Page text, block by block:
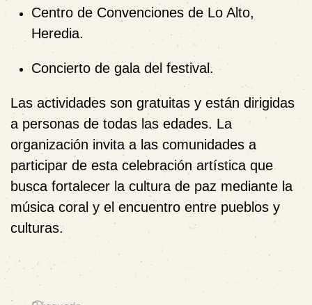
Centro de Convenciones de Lo Alto,
Heredia.
Concierto de gala del festival.
Las actividades son gratuitas y están dirigidas
a personas de todas las edades. La
organización invita a las comunidades a
participar de esta celebración artística que
busca fortalecer la cultura de paz mediante la
música coral y el encuentro entre pueblos y
culturas.